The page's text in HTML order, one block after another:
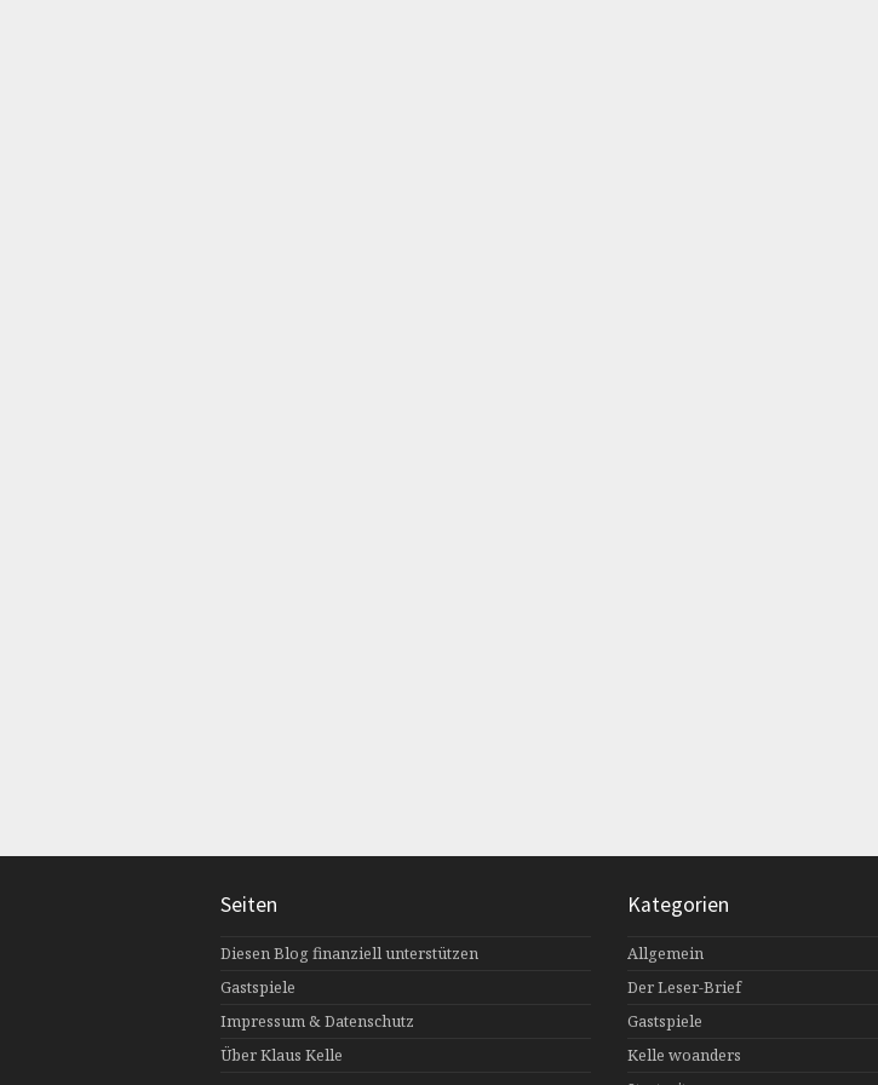
Seiten
Diesen Blog finanziell unterstützen
Gastspiele
Impressum & Datenschutz
Über Klaus Kelle
Kategorien
Allgemein
Der Leser-Brief
Gastspiele
Kelle woanders